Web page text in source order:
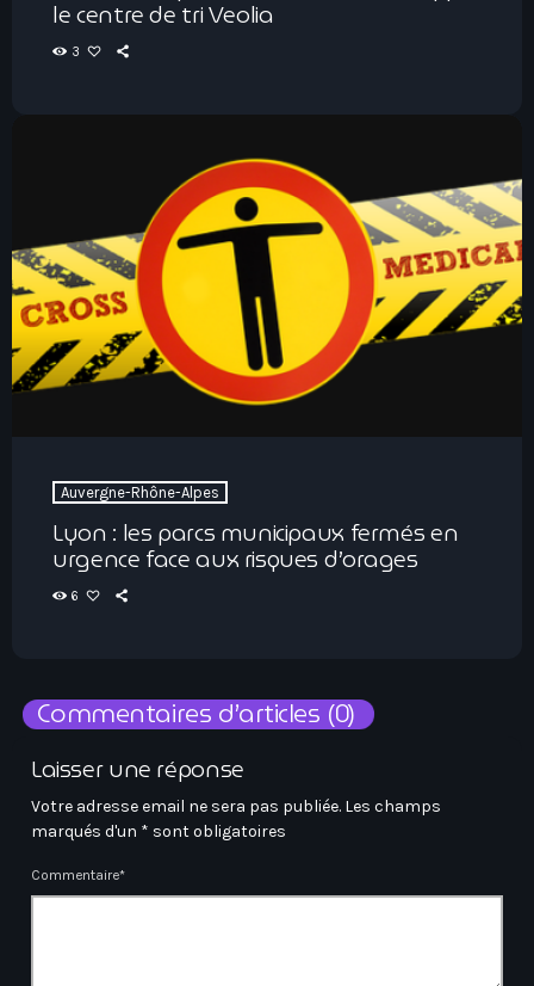
le centre de tri Veolia
3
Auvergne-Rhône-Alpes
Lyon : les parcs municipaux fermés en
urgence face aux risques d’orages
6
Commentaires d’articles (0)
Laisser une réponse
Votre adresse email ne sera pas publiée. Les champs
marqués d'un * sont obligatoires
Commentaire*